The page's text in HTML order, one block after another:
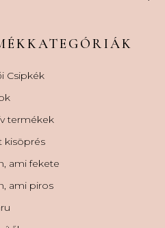
Csipkék
termékek
kisöprés
ami fekete
ami piros